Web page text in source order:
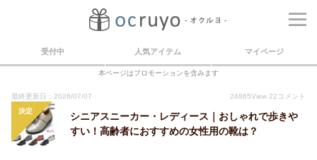
受付中 人気アイテム マイページ
本ページはプロモーションを含みます
最終更新日：2026/07/07 24865View 22 コメント
決定
シニアスニーカー・レディース｜おしゃれで歩きや
すい！高齢者におすすめの女性用の靴は？